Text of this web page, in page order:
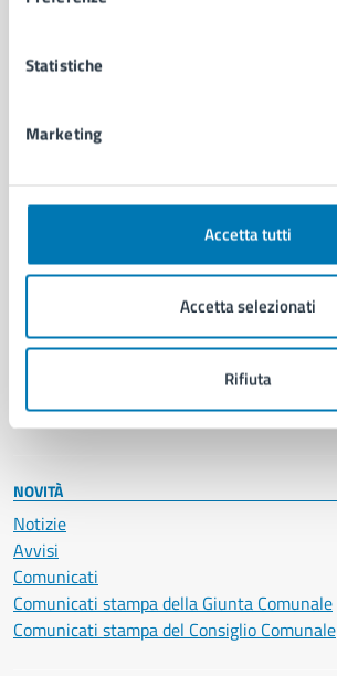
Statistiche
Marketing
Accetta tutti
Accetta selezionati
Rifiuta
Autorizzazioni
Documenti e certificati
Educazione e formazione
Giustizia e sicurezza pubblica
Imprese e commercio
Vita lavorativa
NOVITÀ
Notizie
Avvisi
Comunicati
Comunicati stampa della Giunta Comunale
Comunicati stampa del Consiglio Comunale